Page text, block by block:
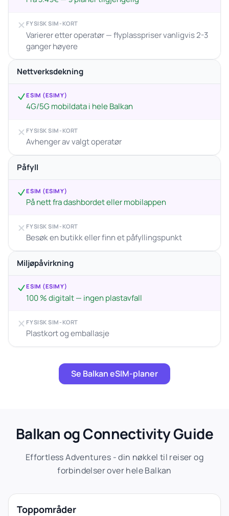
FYSISK SIM-KORT
Varierer etter operatør — flyplasspriser vanligvis 2-3
ganger høyere
Nettverksdekning
ESIM (ESIMY)
4G/5G mobildata i hele Balkan
FYSISK SIM-KORT
Avhenger av valgt operatør
Påfyll
ESIM (ESIMY)
På nett fra dashbordet eller mobilappen
FYSISK SIM-KORT
Besøk en butikk eller finn et påfyllingspunkt
Miljøpåvirkning
ESIM (ESIMY)
100 % digitalt — ingen plastavfall
FYSISK SIM-KORT
Plastkort og emballasje
Se Balkan eSIM-planer
Balkan og Connectivity Guide
Effortless Adventures - din nøkkel til reiser og
forbindelser over hele Balkan
Toppområder